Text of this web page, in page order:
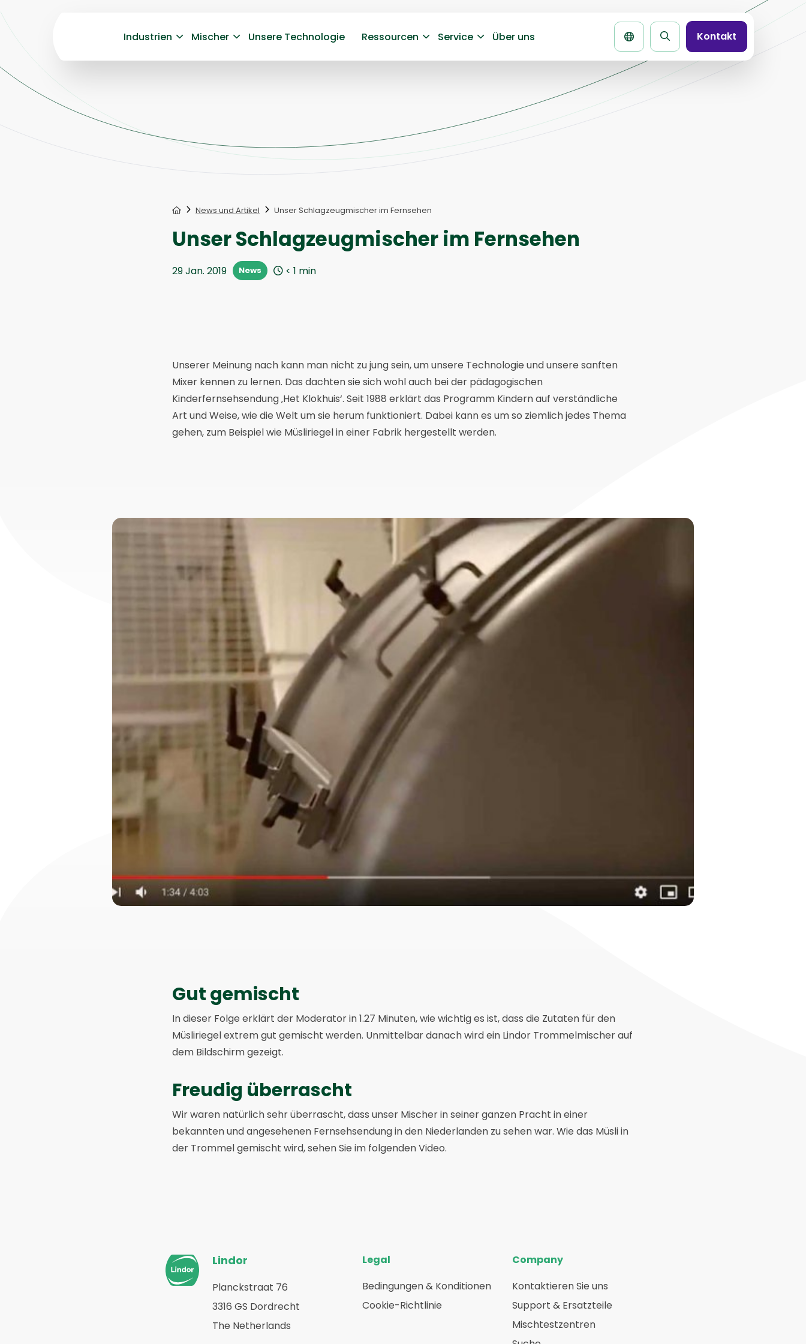
Industrien Mischer Unsere Technologie Ressourcen Service Über uns
Seite
durchsuchen
Kontakt
HomeNews und Artikel Unser Schlagzeugmischer im Fernsehen
Unser Schlagzeugmischer im Fernsehen
29 Jan. 2019 News < 1 min
Unserer Meinung nach kann man nicht zu jung sein, um unsere Technologie und unsere sanften
Mixer kennen zu lernen. Das dachten sie sich wohl auch bei der pädagogischen
Kinderfernsehsendung ‚Het Klokhuis‘. Seit 1988 erklärt das Programm Kindern auf verständliche
Art und Weise, wie die Welt um sie herum funktioniert. Dabei kann es um so ziemlich jedes Thema
gehen, zum Beispiel wie Müsliriegel in einer Fabrik hergestellt werden.
Gut gemischt
In dieser Folge erklärt der Moderator in 1.27 Minuten, wie wichtig es ist, dass die Zutaten für den
Müsliriegel extrem gut gemischt werden. Unmittelbar danach wird ein Lindor Trommelmischer auf
dem Bildschirm gezeigt.
Freudig überrascht
Wir waren natürlich sehr überrascht, dass unser Mischer in seiner ganzen Pracht in einer
bekannten und angesehenen Fernsehsendung in den Niederlanden zu sehen war. Wie das Müsli in
der Trommel gemischt wird, sehen Sie im folgenden Video.
Zurück
zur
Startseite
Lindor
Planckstraat 76
3316 GS Dordrecht
The Netherlands
Legal
Bedingungen & Konditionen
Cookie-Richtlinie
Company
Kontaktieren Sie uns
Support & Ersatzteile
Mischtestzentren